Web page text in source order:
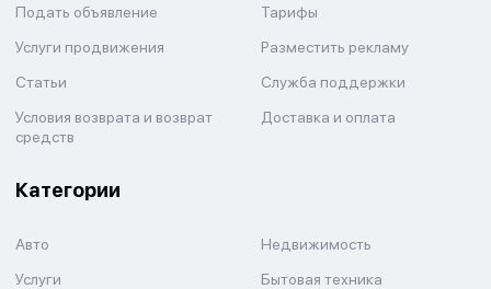
Подать объявление
Тарифы
Услуги продвижения
Разместить рекламу
Статьи
Служба поддержки
Условия возврата и возврат
средств
Доставка и оплата
Категории
Авто
Недвижимость
Услуги
Бытовая техника